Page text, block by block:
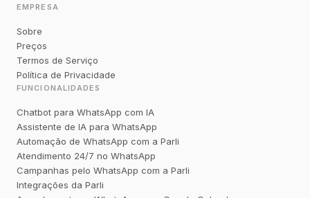
EMPRESA
Sobre
Preços
Termos de Serviço
Política de Privacidade
FUNCIONALIDADES
Chatbot para WhatsApp com IA
Assistente de IA para WhatsApp
Automação de WhatsApp com a Parli
Atendimento 24/7 no WhatsApp
Campanhas pelo WhatsApp com a Parli
Integrações da Parli